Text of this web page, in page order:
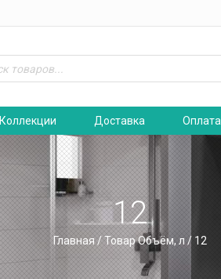
Коллекции Доставка Оплата
12
Главная / Товар Объём, л / 12